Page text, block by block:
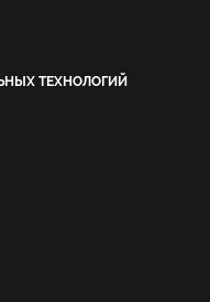
ТЕХНОЛОГИЙ